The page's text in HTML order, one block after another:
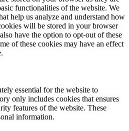
functionalities of the website. We
help us analyze and understand how
will be stored in your browser
have the option to opt-out of these
of these cookies may have an effect
essential for the website to
only includes cookies that ensures
features of the website. These
information.